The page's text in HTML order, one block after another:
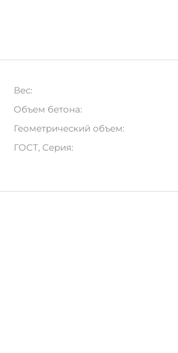
Вес:
Объем бетона:
Геометрический объем:
ГОСТ, Серия: